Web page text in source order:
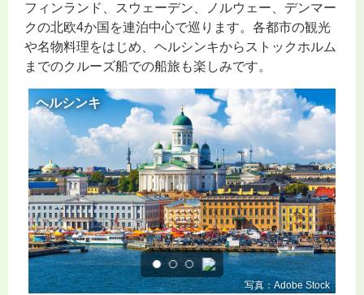
フィンランド、スウェーデン、ノルウェー、デンマー
クの北欧4か国を連泊中心で巡ります。各都市の観光
や名物料理をはじめ、ヘルシンキからストックホルム
までのクルーズ船での船旅も楽しみです。